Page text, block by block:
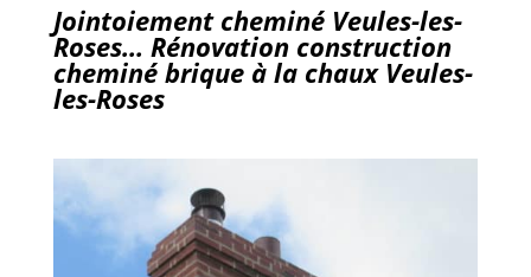
Jointoiement cheminé Veules-les-
Roses… Rénovation construction
cheminé brique à la chaux Veules-
les-Roses